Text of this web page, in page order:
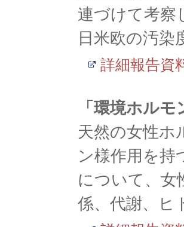
連づけて考察
日米欧の汚染
詳細報告資
「環境ホル
天然の女性ホ
ン様作用を持
について、女
係、代謝、ヒ